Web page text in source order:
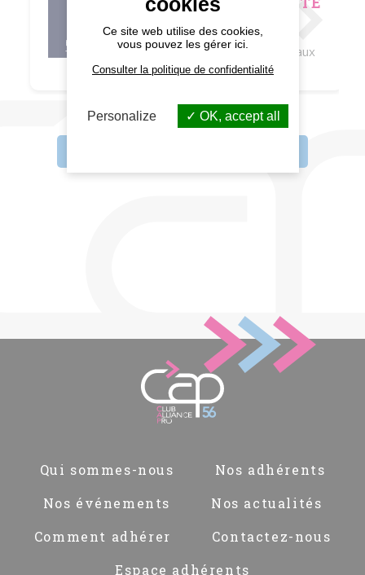
rénovation
électrique, tableaux
Qui sommes-nous
Nos adhérents
Nos événements
Nos actualités
Comment adhérer
Contactez-nous
Espace adhérents
Ce site web utilise des cookies,
vous pouvez les gérer ici.
Consulter la politique de confidentialité
Personalize OK, accept all